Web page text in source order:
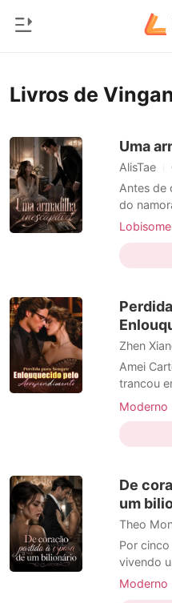
Histórico
Sair
Início
Moderno
Lobisomem
Contos
Ranking
Contos Curtos
Livros de
Uma
AlisTae
Antes de
do
num mundo
se o
ele perderia
Zhen
Amei
trancou
infernal
daquele
Elois, a
Moderno
De
um
Por
vivendo
para
Moderno